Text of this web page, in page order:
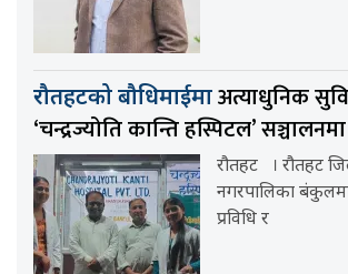
रौतहटको बौधिमाईमाअत्याधुनिक
‘चन्द्रज्योति कान्ति हस्पिटल’ सञ्चालनमा
रौतहट । रौतहट
नगरपालिका
प्रविधि र